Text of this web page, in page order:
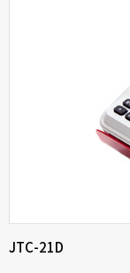
JTC-21D